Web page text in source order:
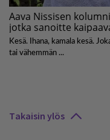
Takaisin ylös